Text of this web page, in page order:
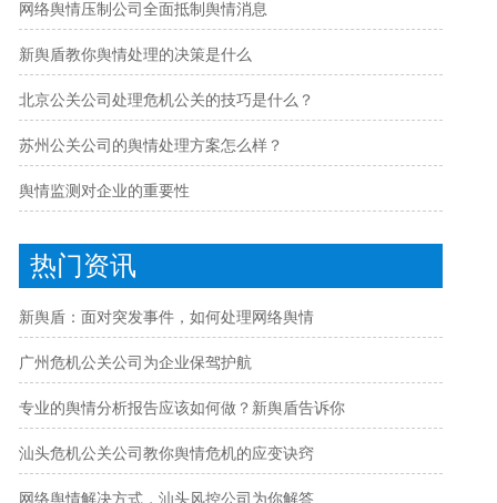
网络舆情压制公司全面抵制舆情消息
新舆盾教你舆情处理的决策是什么
北京公关公司处理危机公关的技巧是什么？
苏州公关公司的舆情处理方案怎么样？
舆情监测对企业的重要性
热门资讯
新舆盾：面对突发事件，如何处理网络舆情
广州危机公关公司为企业保驾护航
专业的舆情分析报告应该如何做？新舆盾告诉你
汕头危机公关公司教你舆情危机的应变诀窍
网络舆情解决方式，汕头风控公司为你解答